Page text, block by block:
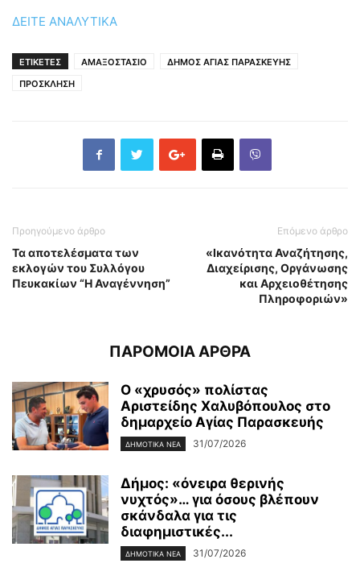
ΔΕΙΤΕ ΑΝΑΛΥΤΙΚΑ
ΕΤΙΚΕΤΕΣ ΑΜΑΞΟΣΤΑΣΙΟ
ΔΗΜΟΣ ΑΓΙΑΣ ΠΑΡΑΣΚΕΥΗΣ
ΠΡΟΣΚΛΗΣΗ
Προηγούμενο άρθρο
Τα αποτελέσματα των
εκλογών του Συλλόγου
Πευκακίων “Η Αναγέννηση”
Επόμενο άρθρο
«Ικανότητα Αναζήτησης,
Διαχείρισης, Οργάνωσης
και Αρχειοθέτησης
Πληροφοριών»
ΠΑΡΟΜΟΙΑ ΑΡΘΡΑ
Ο «χρυσός» πολίστας
Αριστείδης Χαλυβόπουλος στο
δημαρχείο Αγίας Παρασκευής
ΔΗΜΟΤΙΚΑ ΝΕΑ 31/07/2026
Δήμος: «όνειρα θερινής
νυχτός»… για όσους βλέπουν
σκάνδαλα για τις
διαφημιστικές...
ΔΗΜΟΤΙΚΑ ΝΕΑ 31/07/2026